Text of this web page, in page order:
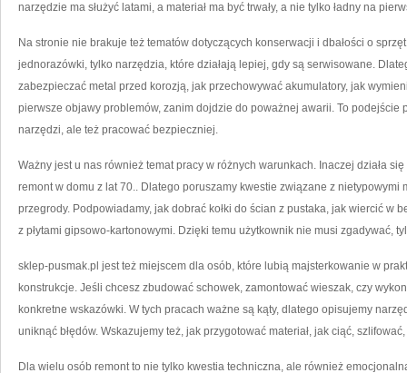
narzędzie ma służyć latami, a materiał ma być trwały, a nie tylko ładny na
Na stronie nie brakuje też tematów dotyczących konserwacji i dbałości o
jednorazówki, tylko narzędzia, które działają lepiej, gdy są serwisowane.
zabezpieczać metal przed korozją, jak przechowywać akumulatory, jak
pierwsze objawy problemów, zanim dojdzie do poważnej awarii. To podejście
narzędzi, ale też pracować bezpieczniej.
Ważny jest u nas również temat pracy w różnych warunkach. Inaczej działa
remont w domu z lat 70.. Dlatego poruszamy kwestie związane z nietypowymi
przegrody. Podpowiadamy, jak dobrać kołki do ścian z pustaka, jak wiercić w
z płytami gipsowo-kartonowymi. Dzięki temu użytkownik nie musi zgadywać,
sklep-pusmak.pl jest też miejscem dla osób, które lubią majsterkowanie w
konstrukcje. Jeśli chcesz zbudować schowek, zamontować wieszak, czy
konkretne wskazówki. W tych pracach ważne są kąty, dlatego opisujemy
uniknąć błędów. Wskazujemy też, jak przygotować materiał, jak ciąć,
Dla wielu osób remont to nie tylko kwestia techniczna, ale również